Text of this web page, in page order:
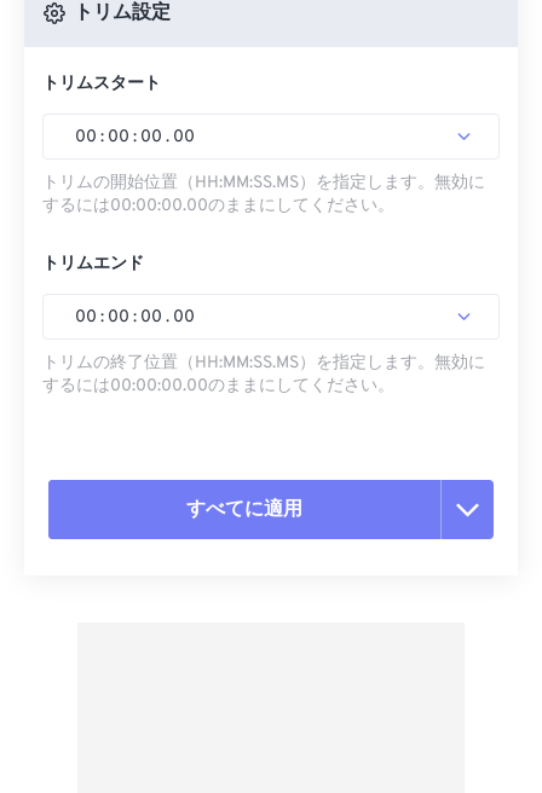
トリム設定
トリムスタート
00 : 00 : 00 . 00
トリムの開始位置（HH:MM:SS.MS）を指定します。無効に
するには00:00:00.00のままにしてください。
トリムエンド
00 : 00 : 00 . 00
トリムの終了位置（HH:MM:SS.MS）を指定します。無効に
するには00:00:00.00のままにしてください。
すべてに適用